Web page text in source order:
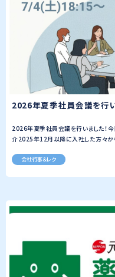
2026年夏季社員会議を行い
2026年夏季社員会議を行いました！
介2025年12月以降に入社した方々か
会社行事＆レク